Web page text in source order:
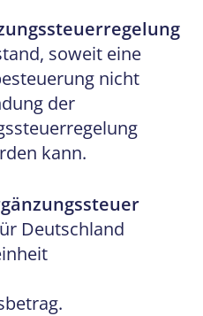
soweit eine
nicht
der
kann.
Deutschland